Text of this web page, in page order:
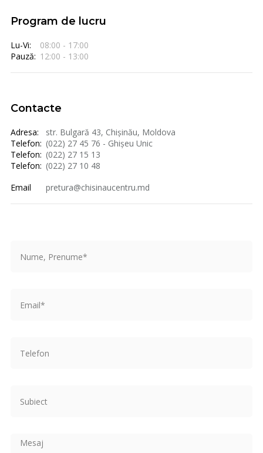
Program de lucru
Lu-Vi:
08:00 - 17:00
Pauză: 12:00 - 13:00
Contacte
Adresa:
str. Bulgară 43, Chișinău, Moldova
Telefon: (022) 27 45 76 - Ghișeu Unic
Telefon: (022) 27 15 13
Telefon: (022) 27 10 48
Email
pretura@chisinaucentru.md